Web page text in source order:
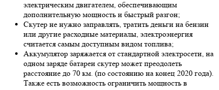
электрическим двигателем, обеспечивающим
дополнительную мощность и быстрый разгон;
Скутер не нужно заправлять, тратить деньги на бензин
или другие расходные материалы, электроэнергия
считается самым доступным видом топлива;
Аккумулятор заряжается от стандартной электросети, на
одном заряде батареи скутер может преодолеть
расстояние до 70 км. (по состоянию на конец 2020 года).
Также есть возможность ограничить мощность в